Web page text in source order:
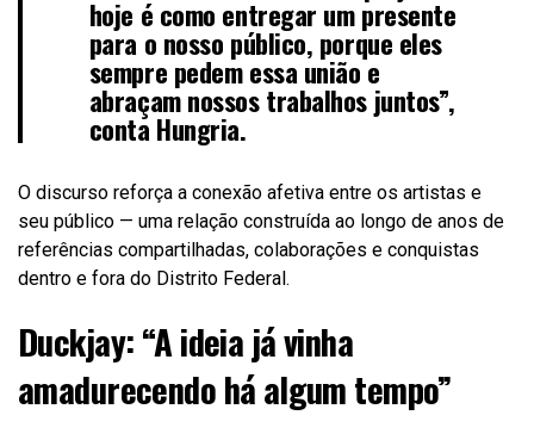
hoje é como entregar um presente
para o nosso público, porque eles
sempre pedem essa união e
abraçam nossos trabalhos juntos”,
conta Hungria.
O discurso reforça a conexão afetiva entre os artistas e
seu público — uma relação construída ao longo de anos de
referências compartilhadas, colaborações e conquistas
dentro e fora do Distrito Federal.
Duckjay: “A ideia já vinha
amadurecendo há algum tempo”